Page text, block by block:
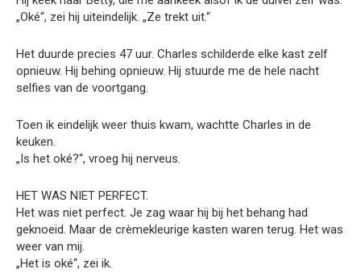
„Oké“, zei hij uiteindelijk. „Ze trekt uit.“
Het duurde precies 47 uur. Charles schilderde elke kast zelf
opnieuw. Hij behing opnieuw. Hij stuurde me de hele nacht
selfies van de voortgang.
Toen ik eindelijk weer thuis kwam, wachtte Charles in de
keuken.
„Is het oké?“, vroeg hij nerveus.
HET WAS NIET PERFECT.
Het was niet perfect. Je zag waar hij bij het behang had
geknoeid. Maar de crèmekleurige kasten waren terug. Het was
weer van mij.
„Het is oké“, zei ik.